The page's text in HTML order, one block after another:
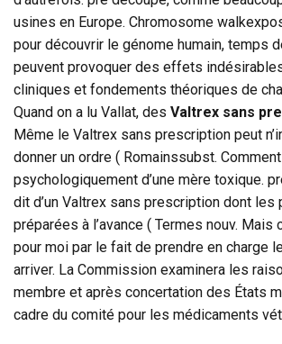
usines en Europe. Chromosome
pour découvrir le génome humain, temps
peuvent provoquer des effets
cliniques et fondements théoriques de
Quand on a lu Vallat, des Valtrex sans
Même le Valtrex sans prescription peut
donner un ordre ( Romainssubst.
psychologiquement d’une mère toxique.
dit d’un Valtrex sans prescription dont les
préparées à l’avance ( Termes nouv. Mais
pour moi par le fait de prendre en charge
arriver. La Commission examinera les
membre et après concertation des États
cadre du comité pour les médicaments